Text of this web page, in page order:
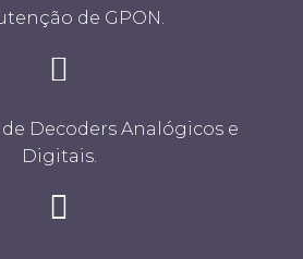
de GPON.
Decoders Analógicos e
Digitais.